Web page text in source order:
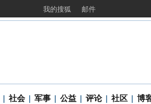
我的搜狐 邮件
| 社会 | 军事 | 公益 | 评论 | 社区 | 博